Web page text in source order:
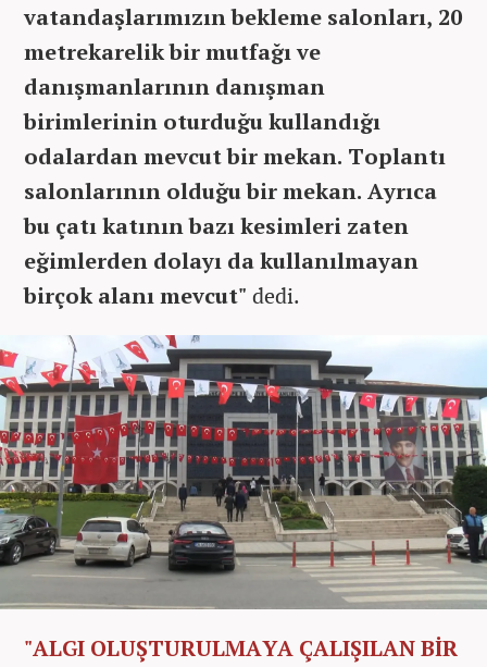
vatandaşlarımızın bekleme salonları, 20
metrekarelik bir mutfağı ve
danışmanlarının danışman
birimlerinin oturduğu kullandığı
odalardan mevcut bir mekan. Toplantı
salonlarının olduğu bir mekan. Ayrıca
bu çatı katının bazı kesimleri zaten
eğimlerden dolayı da kullanılmayan
birçok alanı mevcut" dedi.
"ALGI OLUŞTURULMAYA ÇALIŞILAN BİR